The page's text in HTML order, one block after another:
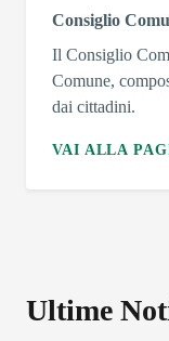
Consiglio
Il Consiglio
Comune,
dai cittadini.
VAI ALLA
Ultime